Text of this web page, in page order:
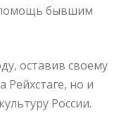
бывшим
оставив своему
Рейхстаге, но и
России.